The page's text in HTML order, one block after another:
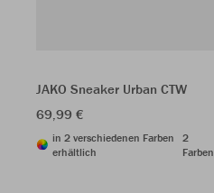
JAKO Sneaker Urban CTW
69,99 €
in 2 verschiedenen Farben
erhältlich
2
Farben